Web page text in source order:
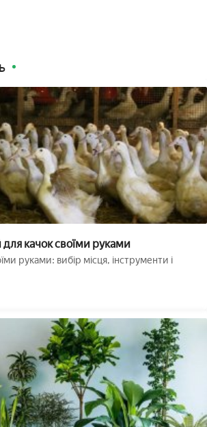
качок своїми руками
руками: вибір місця, інструменти і